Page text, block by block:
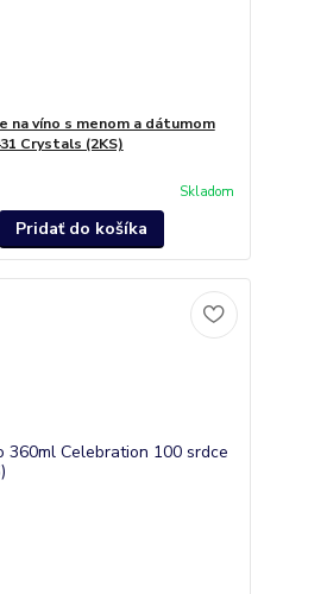
na víno s menom a dátumom
Crystals (2KS)
Skladom
Pridať do košíka